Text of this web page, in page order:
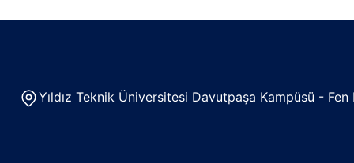
Yıldız Teknik Üniversitesi Davutpaşa Kampüsü -